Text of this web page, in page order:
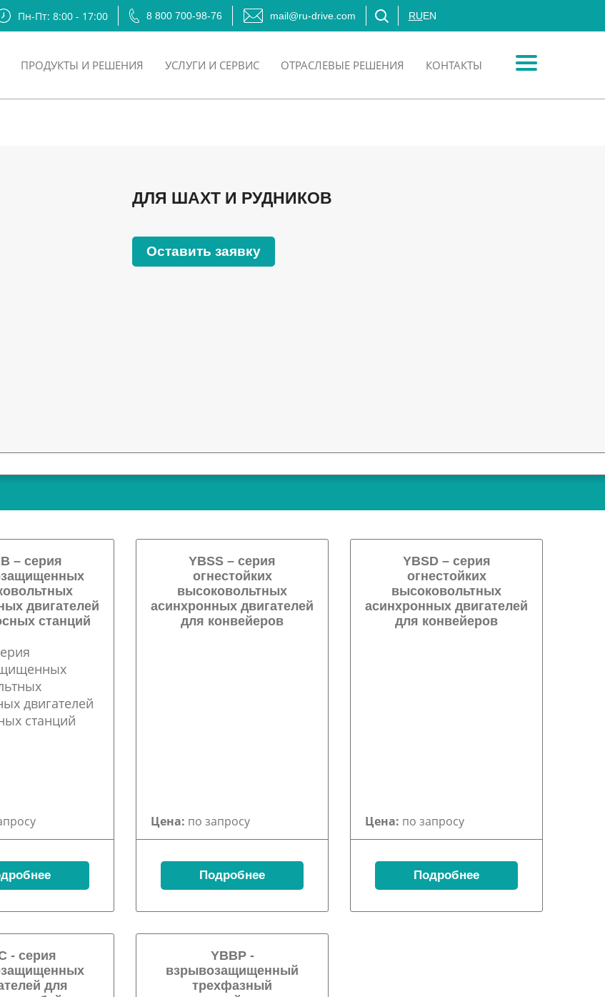
Пн-Пт: 8:00 - 17:00 8 800 700-98-76 mail@ru-drive.com RUEN
ПРОДУКТЫ И РЕШЕНИЯ УСЛУГИ И СЕРВИС ОТРАСЛЕВЫЕ РЕШЕНИЯ КОНТАКТЫ
ДЛЯ ШАХТ И РУДНИКОВ
Оставить заявку
– серия
двигателей
станций
YBSS – серия
огнестойких
высоковольтных
асинхронных двигателей
для конвейеров
Цена: по запросу
Подробнее
YBSD – серия
огнестойких
высоковольтных
асинхронных двигателей
для конвейеров
Цена: по запросу
Подробнее
- серия
для
YBBP -
взрывозащищенный
трехфазный